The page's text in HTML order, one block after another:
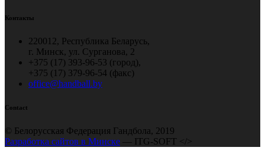
Контакты
220012, Республика Беларусь,
г. Минск, ул. Сурганова, 2
+375 (17) 393-96-53 (город),
+375 (17) 379-96-54 (факс)
office@handball.by
Contact
© Белорусская Федерация Гандбола, 2019
Разработка сайтов в Минске — ITG-SOFT </>